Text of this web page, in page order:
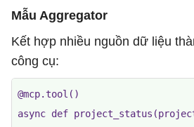
Mẫu Aggregator
Kết hợp nhiều nguồn dữ liệu
công cụ:
@mcp.tool()
async def